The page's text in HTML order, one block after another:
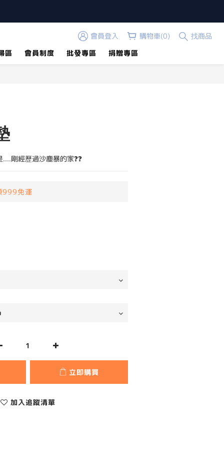
會員登入 購物車(0)
找商品
區
會員制度 批發專區 捐贈專區
剛經歷過沙塵暴的家❓❓
999免運
立即購買
加入追蹤清單